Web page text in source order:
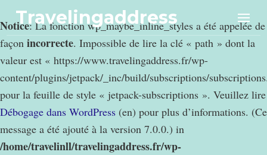
Notice: La fonction wp_maybe_inline_styles a été appelée de
façon incorrecte. Impossible de lire la clé « path » dont la
valeur est « https://www.travelingaddress.fr/wp-
content/plugins/jetpack/_inc/build/subscriptions/
pour la feuille de style « jetpack-subscriptions ». Veuillez lire
Débogage dans WordPress (en) pour plus d’informations. (Ce
message a été ajouté à la version 7.0.0.) in
/home/travelinll/travelingaddress.fr/wp-
Travelingaddress